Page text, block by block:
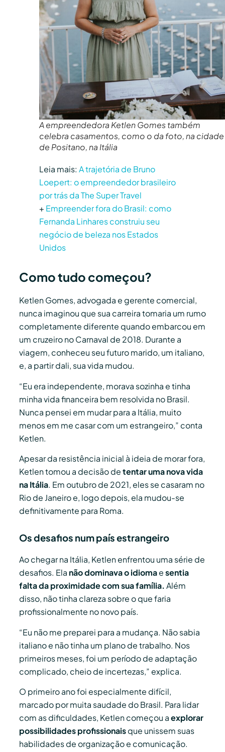
A empreendedora Ketlen Gomes também
celebra casamentos, como o da foto, na cidade
de Positano, na Itália
Leia mais: A trajetória de Bruno
Loepert: o empreendedor brasileiro
por trás da The Super Travel
+ Empreender fora do Brasil: como
Fernanda Linhares construiu seu
negócio de beleza nos Estados
Unidos
Como tudo começou?
Ketlen Gomes, advogada e gerente comercial,
nunca imaginou que sua carreira tomaria um rumo
completamente diferente quando embarcou em
um cruzeiro no Carnaval de 2018. Durante a
viagem, conheceu seu futuro marido, um italiano,
e, a partir dali, sua vida mudou.
“Eu era independente, morava sozinha e tinha
minha vida financeira bem resolvida no Brasil.
Nunca pensei em mudar para a Itália, muito
menos em me casar com um estrangeiro,” conta
Ketlen.
Apesar da resistência inicial à ideia de morar fora,
Ketlen tomou a decisão detentar uma nova vida
na Itália. Em outubro de 2021, eles se casaram no
Rio de Janeiro e, logo depois, ela mudou-se
definitivamente para Roma.
Os desafios num país estrangeiro
Ao chegar na Itália, Ketlen enfrentou uma série de
desafios. Ela não dominava o idiomaesentia
falta da proximidade com sua família. Além
disso, não tinha clareza sobre o que faria
profissionalmente no novo país.
“Eu não me preparei para a mudança. Não sabia
italiano e não tinha um plano de trabalho. Nos
primeiros meses, foi um período de adaptação
complicado, cheio de incertezas,” explica.
O primeiro ano foi especialmente difícil,
marcado por muita saudade do Brasil. Para lidar
com as dificuldades, Ketlen começou aexplorar
possibilidades profissionaisque unissem suas
habilidades de organização e comunicação.